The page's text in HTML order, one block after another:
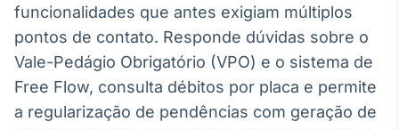
conteúdos
noticiosos
Soluções de
Tecnologia
Broadcast
Radar
funcionalidades que antes exigiam múltiplos
pontos de contato. Responde dúvidas sobre o
Vale-Pedágio Obrigatório (VPO) e o sistema de
Free Flow, consulta débitos por placa e permite
a regularização de pendências com geração de